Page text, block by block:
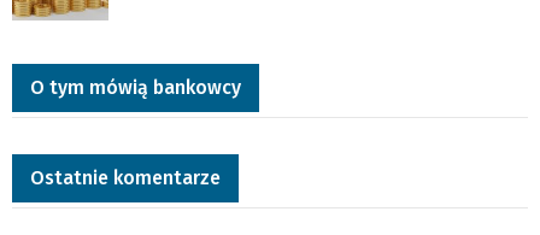
O tym mówią bankowcy
Ostatnie komentarze